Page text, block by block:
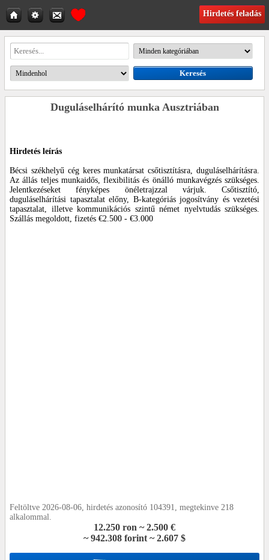
Hirdetés feladás
Duguláselhárító munka Ausztriában
Hirdetés leírás
Bécsi székhelyű cég keres munkatársat csőtisztításra, duguláselhárításra.
Az állás teljes munkaidős, flexibilitás és önálló munkavégzés szükséges.
Jelentkezéseket fényképes önéletrajzzal várjuk. Csőtisztító,
duguláselhárítási tapasztalat előny, B-kategóriás jogosítvány és vezetési
tapasztalat, illetve kommunikációs szintű német nyelvtudás szükséges.
Szállás megoldott, fizetés €2.500 - €3.000
Feltöltve 2026-08-06, hirdetés azonosító 104391, megtekinve 218
alkalommal.
12.250 ron ~ 2.500 €
~ 942.308 forint ~ 2.607 $